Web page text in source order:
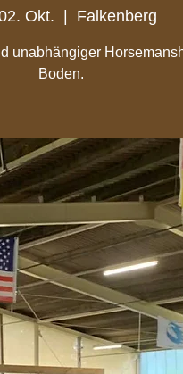
Okt. Falkenberg
unabhängiger
Boden.